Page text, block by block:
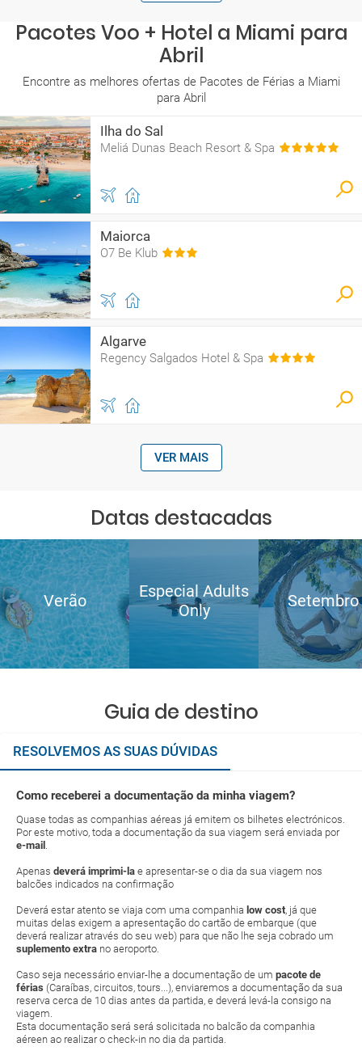
Pacotes Voo + Hotel a Miami para
Abril
Encontre as melhores ofertas de Pacotes de Férias a Miami
para Abril
Ilha do Sal
Meliá Dunas Beach Resort & Spa
Maiorca
O7 Be Klub
Algarve
Regency Salgados Hotel & Spa
VER MAIS
Datas destacadas
Verão
Especial Adults
Only
Setembro
Guia de destino
RESOLVEMOS AS SUAS DÚVIDAS
Como receberei a documentação da minha viagem?
Quase todas as companhias aéreas já emitem os bilhetes electrónicos.
Por este motivo, toda a documentação da sua viagem será enviada por
e-mail .
Apenas deverá imprimi-la e apresentar-se o dia da sua viagem nos
balcões indicados na confirmação
Deverá estar atento se viaja com uma companhia low cost, já que
muitas delas exigem a apresentação do cartão de embarque (que
deverá realizar através do seu web) para que não lhe seja cobrado um
suplemento extra no aeroporto.
Caso seja necessário enviar-lhe a documentação de um pacote de
férias (Caraíbas, circuitos, tours...), enviaremos a documentação da sua
reserva cerca de 10 dias antes da partida, e deverá levá-la consigo na
viagem.
Esta documentação será será solicitada no balcão da companhia
aéreen ao realizar o check-in no dia da partida.